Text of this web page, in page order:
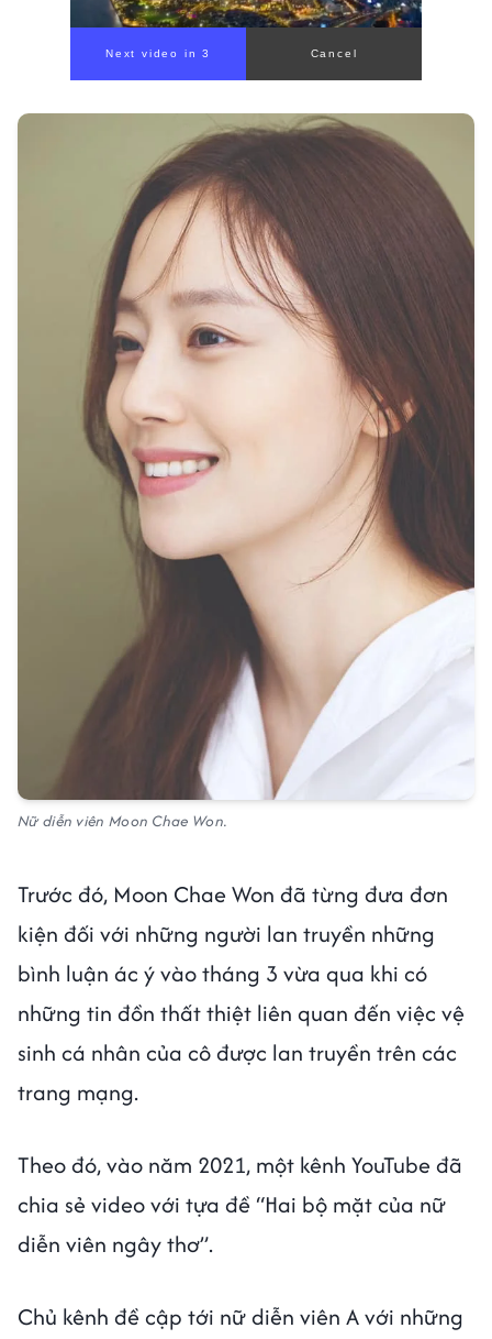
Next video in 1 Cancel
Nữ diễn viên Moon Chae Won.
Trước đó, Moon Chae Won đã từng đưa đơn
kiện đối với những người lan truyền những
bình luận ác ý vào tháng 3 vừa qua khi có
những tin đồn thất thiệt liên quan đến việc vệ
sinh cá nhân của cô được lan truyền trên các
trang mạng.
Theo đó, vào năm 2021, một kênh YouTube đã
chia sẻ video với tựa đề “Hai bộ mặt của nữ
diễn viên ngây thơ”.
Chủ kênh đề cập tới nữ diễn viên A với những